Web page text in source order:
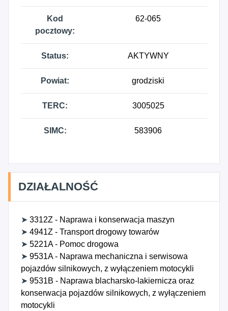
Kod
pocztowy:
62-065
Status: AKTYWNY
Powiat: grodziski
TERC: 3005025
SIMC: 583906
DZIAŁALNOŚĆ
➤ 3312Z - Naprawa i konserwacja maszyn
➤ 4941Z - Transport drogowy towarów
➤ 5221A - Pomoc drogowa
➤ 9531A - Naprawa mechaniczna i serwisowa
pojazdów silnikowych, z wyłączeniem motocykli
➤ 9531B - Naprawa blacharsko-lakiernicza oraz
konserwacja pojazdów silnikowych, z wyłączeniem
motocykli